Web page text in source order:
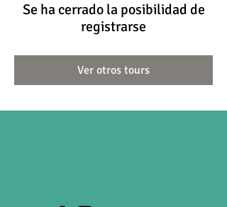
Se ha cerrado la posibilidad de
registrarse
Ver otros tours